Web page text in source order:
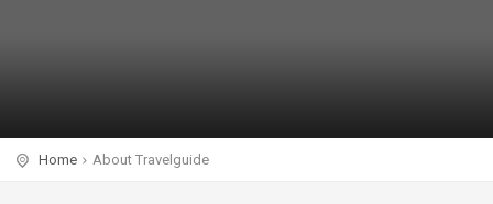
Home About Travelguide